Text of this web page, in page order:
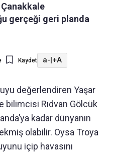
gerçeği geri planda
Kaydet a-|+A
değerlendiren Yaşar
Rıdvan Gölcük
kadar dünyanın
olabilir. Oysa Troya
içip havasını